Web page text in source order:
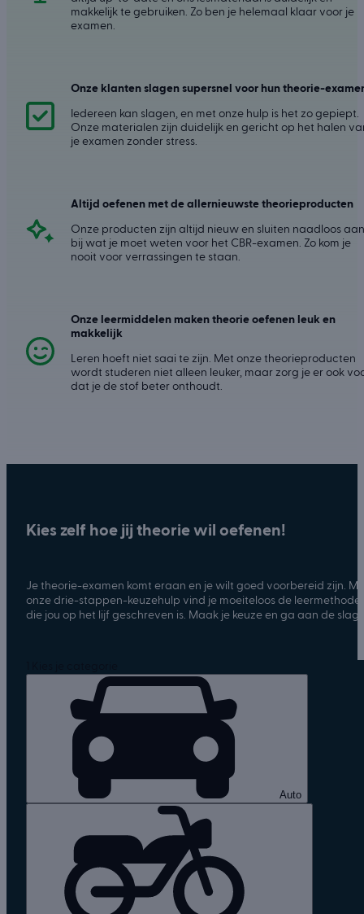
makkelijk te gebruiken. Zo ben je helemaal klaar voor je
examen.
Onze klanten slagen supersnel voor hun theorie-
Iedereen kan slagen, en met onze hulp is het zo gepiept.
Onze materialen zijn duidelijk en gericht op het halen
je examen zonder stress.
Altijd oefenen met de allernieuwste theorieproducten
Onze producten zijn altijd nieuw en sluiten naadloos aan
bij wat je moet weten voor het CBR-examen. Zo kom je
nooit voor verrassingen te staan.
Onze leermiddelen maken theorie oefenen leuk en
makkelijk
Leren hoeft niet saai te zijn. Met onze theorieproducten
wordt studeren niet alleen leuker, maar zorg je er ook
dat je de stof beter onthoudt.
Kies zelf hoe jij theorie wil oefenen!
Je theorie-examen komt eraan en je wilt goed voorbereid zijn.
onze drie-stappen-keuzehulp vind je moeiteloos de leermethode
die jou op het lijf geschreven is. Maak je keuze en ga aan de slag!
Auto